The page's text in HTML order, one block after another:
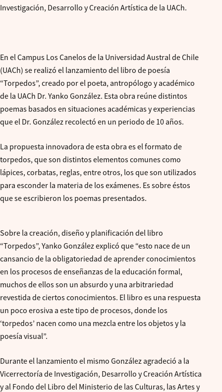
Investigación, Desarrollo y Creación Artística de la UACh.
En el Campus Los Canelos de la Universidad Austral de Chile
(UACh) se realizó el lanzamiento del libro de poesía
“Torpedos”, creado por el poeta, antropólogo y académico
de la UACh Dr. Yanko González. Esta obra reúne distintos
poemas basados en situaciones académicas y experiencias
que el Dr. González recolectó en un periodo de 10 años.
La propuesta innovadora de esta obra es el formato de
torpedos, que son distintos elementos comunes como
lápices, corbatas, reglas, entre otros, los que son utilizados
para esconder la materia de los exámenes. Es sobre éstos
que se escribieron los poemas presentados.
Sobre la creación, diseño y planificación del libro
“Torpedos”, Yanko González explicó que “esto nace de un
cansancio de la obligatoriedad de aprender conocimientos
en los procesos de enseñanzas de la educación formal,
muchos de ellos son un absurdo y una arbitrariedad
revestida de ciertos conocimientos. El libro es una respuesta
un poco erosiva a este tipo de procesos, donde los
‘torpedos’ nacen como una mezcla entre los objetos y la
poesía visual”.
Durante el lanzamiento el mismo González agradeció a la
Vicerrectoría de Investigación, Desarrollo y Creación Artística
y al Fondo del Libro del Ministerio de las Culturas, las Artes y